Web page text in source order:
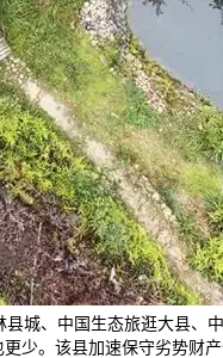
城、中国生态旅逛大县、
少。该县加速保守劣势财